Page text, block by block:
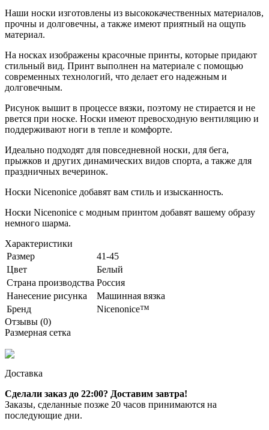
Наши носки изготовлены из высококачественных материалов,
прочны и долговечны, а также имеют приятный на ощупь
материал.
На носках изображены красочные принты, которые придают
стильный вид. Принт выполнен на материале с помощью
современных технологий, что делает его надежным и
долговечным.
Рисунок вышит в процессе вязки, поэтому не стирается и не
рвется при носке. Носки имеют превосходную вентиляцию и
поддерживают ноги в тепле и комфорте.
Идеально подходят для повседневной носки, для бега,
прыжков и других динамических видов спорта, а также для
праздничных вечеринок.
Носки Nicenonice добавят вам стиль и изысканность.
Носки Nicenonice с модным принтом добавят вашему образу
немного шарма.
Характеристики
Размер
41-45
Цвет
Белый
Страна производства Россия
Нанесение рисунка
Машинная вязка
Бренд
Nicenonice™
Отзывы (0)
Размерная сетка
Доставка
Сделали заказ до 22:00? Доставим завтра!
Заказы, сделанные позже 20 часов принимаются на
последующие дни.